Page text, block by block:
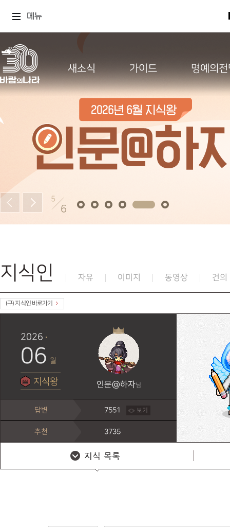
메뉴
새소식 가이드 명예의
5
6
지식인 자유 이미지 동영상 건의
(구) 지식인 바로가기
2026
06 월
지식왕 인문@하자님
답변 7551 보기
추천 3735